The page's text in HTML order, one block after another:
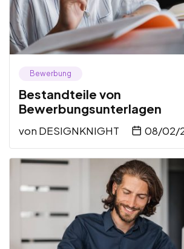
Bewerbung
Bestandteile von
Bewerbungsunterlagen
von DESIGNKNIGHT 08/02/